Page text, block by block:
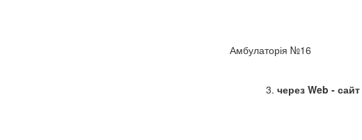
Амбулаторія №16
3. через Web - сайт